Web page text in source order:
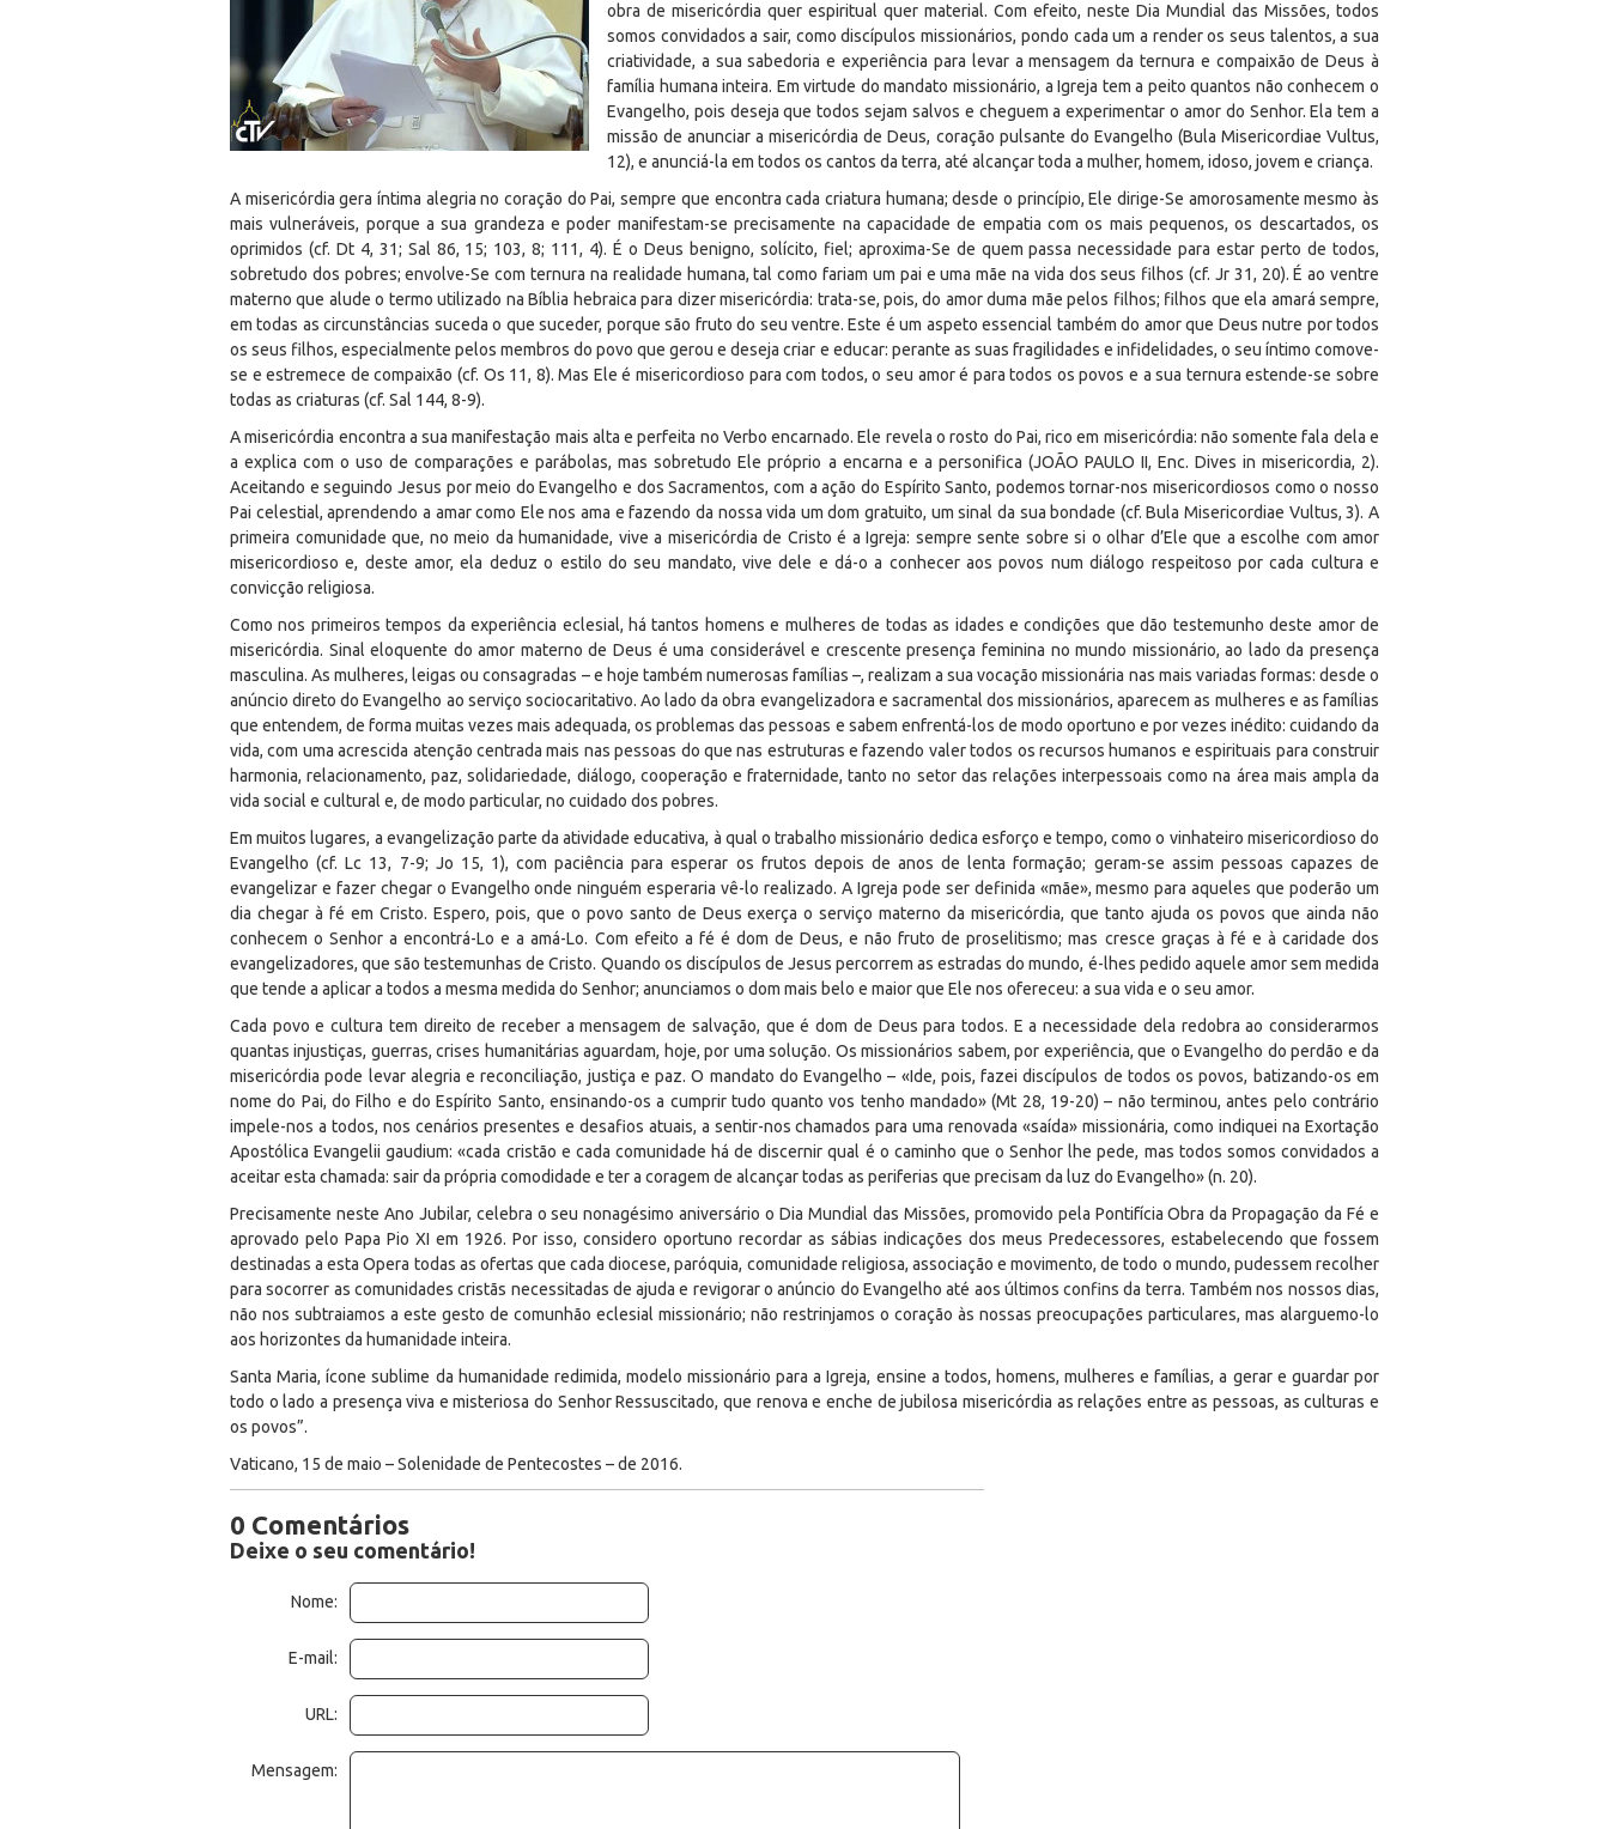
obra de misericórdia quer espiritual quer material. Com efeito, neste Dia Mundial das Missões, todos
somos convidados a sair, como discípulos missionários, pondo cada um a render os seus talentos, a sua
criatividade, a sua sabedoria e experiência para levar a mensagem da ternura e compaixão de Deus à
família humana inteira. Em virtude do mandato missionário, a Igreja tem a peito quantos não conhecem o
Evangelho, pois deseja que todos sejam salvos e cheguem a experimentar o amor do Senhor. Ela tem a
missão de anunciar a misericórdia de Deus, coração pulsante do Evangelho (Bula Misericordiae Vultus,
12), e anunciá-la em todos os cantos da terra, até alcançar toda a mulher, homem, idoso, jovem e criança.
A misericórdia gera íntima alegria no coração do Pai, sempre que encontra cada criatura humana; desde o princípio, Ele dirige-Se amorosamente mesmo às
mais vulneráveis, porque a sua grandeza e poder manifestam-se precisamente na capacidade de empatia com os mais pequenos, os descartados, os
oprimidos (cf. Dt 4, 31; Sal 86, 15; 103, 8; 111, 4). É o Deus benigno, solícito, fiel; aproxima-Se de quem passa necessidade para estar perto de todos,
sobretudo dos pobres; envolve-Se com ternura na realidade humana, tal como fariam um pai e uma mãe na vida dos seus filhos (cf. Jr 31, 20). É ao ventre
materno que alude o termo utilizado na Bíblia hebraica para dizer misericórdia: trata-se, pois, do amor duma mãe pelos filhos; filhos que ela amará sempre,
em todas as circunstâncias suceda o que suceder, porque são fruto do seu ventre. Este é um aspeto essencial também do amor que Deus nutre por todos
os seus filhos, especialmente pelos membros do povo que gerou e deseja criar e educar: perante as suas fragilidades e infidelidades, o seu íntimo comove-
se e estremece de compaixão (cf. Os 11, 8). Mas Ele é misericordioso para com todos, o seu amor é para todos os povos e a sua ternura estende-se sobre
todas as criaturas (cf. Sal 144, 8-9).
A misericórdia encontra a sua manifestação mais alta e perfeita no Verbo encarnado. Ele revela o rosto do Pai, rico em misericórdia: não somente fala dela e
a explica com o uso de comparações e parábolas, mas sobretudo Ele próprio a encarna e a personifica (JOÃO PAULO II, Enc. Dives in misericordia, 2).
Aceitando e seguindo Jesus por meio do Evangelho e dos Sacramentos, com a ação do Espírito Santo, podemos tornar-nos misericordiosos como o nosso
Pai celestial, aprendendo a amar como Ele nos ama e fazendo da nossa vida um dom gratuito, um sinal da sua bondade (cf. Bula Misericordiae Vultus, 3). A
primeira comunidade que, no meio da humanidade, vive a misericórdia de Cristo é a Igreja: sempre sente sobre si o olhar d’Ele que a escolhe com amor
misericordioso e, deste amor, ela deduz o estilo do seu mandato, vive dele e dá-o a conhecer aos povos num diálogo respeitoso por cada cultura e
convicção religiosa.
Como nos primeiros tempos da experiência eclesial, há tantos homens e mulheres de todas as idades e condições que dão testemunho deste amor de
misericórdia. Sinal eloquente do amor materno de Deus é uma considerável e crescente presença feminina no mundo missionário, ao lado da presença
masculina. As mulheres, leigas ou consagradas – e hoje também numerosas famílias –, realizam a sua vocação missionária nas mais variadas formas: desde o
anúncio direto do Evangelho ao serviço sociocaritativo. Ao lado da obra evangelizadora e sacramental dos missionários, aparecem as mulheres e as famílias
que entendem, de forma muitas vezes mais adequada, os problemas das pessoas e sabem enfrentá-los de modo oportuno e por vezes inédito: cuidando da
vida, com uma acrescida atenção centrada mais nas pessoas do que nas estruturas e fazendo valer todos os recursos humanos e espirituais para construir
harmonia, relacionamento, paz, solidariedade, diálogo, cooperação e fraternidade, tanto no setor das relações interpessoais como na área mais ampla da
vida social e cultural e, de modo particular, no cuidado dos pobres.
Em muitos lugares, a evangelização parte da atividade educativa, à qual o trabalho missionário dedica esforço e tempo, como o vinhateiro misericordioso do
Evangelho (cf. Lc 13, 7-9; Jo 15, 1), com paciência para esperar os frutos depois de anos de lenta formação; geram-se assim pessoas capazes de
evangelizar e fazer chegar o Evangelho onde ninguém esperaria vê-lo realizado. A Igreja pode ser definida «mãe», mesmo para aqueles que poderão um
dia chegar à fé em Cristo. Espero, pois, que o povo santo de Deus exerça o serviço materno da misericórdia, que tanto ajuda os povos que ainda não
conhecem o Senhor a encontrá-Lo e a amá-Lo. Com efeito a fé é dom de Deus, e não fruto de proselitismo; mas cresce graças à fé e à caridade dos
evangelizadores, que são testemunhas de Cristo. Quando os discípulos de Jesus percorrem as estradas do mundo, é-lhes pedido aquele amor sem medida
que tende a aplicar a todos a mesma medida do Senhor; anunciamos o dom mais belo e maior que Ele nos ofereceu: a sua vida e o seu amor.
Cada povo e cultura tem direito de receber a mensagem de salvação, que é dom de Deus para todos. E a necessidade dela redobra ao considerarmos
quantas injustiças, guerras, crises humanitárias aguardam, hoje, por uma solução. Os missionários sabem, por experiência, que o Evangelho do perdão e da
misericórdia pode levar alegria e reconciliação, justiça e paz. O mandato do Evangelho – «Ide, pois, fazei discípulos de todos os povos, batizando-os em
nome do Pai, do Filho e do Espírito Santo, ensinando-os a cumprir tudo quanto vos tenho mandado» (Mt 28, 19-20) – não terminou, antes pelo contrário
impele-nos a todos, nos cenários presentes e desafios atuais, a sentir-nos chamados para uma renovada «saída» missionária, como indiquei na Exortação
ApostólicaEvangelii gaudium: «cada cristão e cada comunidade há de discernir qual é o caminho que o Senhor lhe pede, mas todos somos convidados a
aceitar esta chamada: sair da própria comodidade e ter a coragem de alcançar todas as periferias que precisam da luz do Evangelho» (n. 20).
Precisamente neste Ano Jubilar, celebra o seu nonagésimo aniversário o Dia Mundial das Missões, promovido pela Pontifícia Obra da Propagação da Fé e
aprovado pelo Papa Pio XI em 1926. Por isso, considero oportuno recordar as sábias indicações dos meus Predecessores, estabelecendo que fossem
destinadas a esta Opera todas as ofertas que cada diocese, paróquia, comunidade religiosa, associação e movimento, de todo o mundo, pudessem recolher
para socorrer as comunidades cristãs necessitadas de ajuda e revigorar o anúncio do Evangelho até aos últimos confins da terra. Também nos nossos dias,
não nos subtraiamos a este gesto de comunhão eclesial missionário; não restrinjamos o coração às nossas preocupações particulares, mas alarguemo-lo
aos horizontes da humanidade inteira.
Santa Maria, ícone sublime da humanidade redimida, modelo missionário para a Igreja, ensine a todos, homens, mulheres e famílias, a gerar e guardar por
todo o lado a presença viva e misteriosa do Senhor Ressuscitado, que renova e enche de jubilosa misericórdia as relações entre as pessoas, as culturas e
os povos”.
Vaticano, 15 de maio – Solenidade de Pentecostes – de 2016.
0 Comentários
Deixe o seu comentário!
Nome:
E-mail:
URL:
Mensagem: